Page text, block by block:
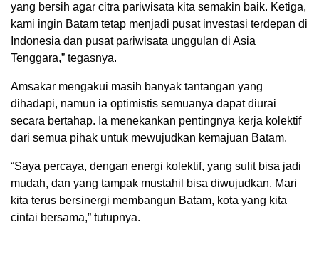
yang bersih agar citra pariwisata kita semakin baik. Ketiga,
kami ingin Batam tetap menjadi pusat investasi terdepan di
Indonesia dan pusat pariwisata unggulan di Asia
Tenggara,” tegasnya.
Amsakar mengakui masih banyak tantangan yang
dihadapi, namun ia optimistis semuanya dapat diurai
secara bertahap. Ia menekankan pentingnya kerja kolektif
dari semua pihak untuk mewujudkan kemajuan Batam.
“Saya percaya, dengan energi kolektif, yang sulit bisa jadi
mudah, dan yang tampak mustahil bisa diwujudkan. Mari
kita terus bersinergi membangun Batam, kota yang kita
cintai bersama,” tutupnya.